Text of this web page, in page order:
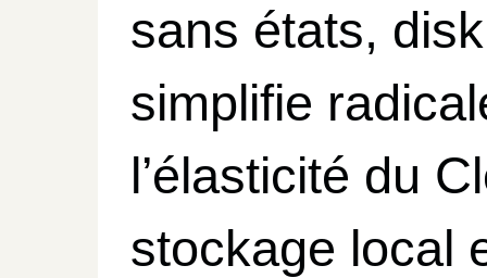
sans états,
simplifie
l’élasticité du
stockage local